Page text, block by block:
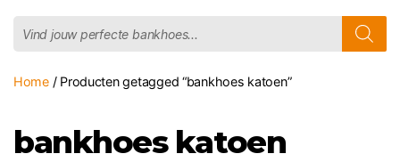
zoeken
Home/ Producten getagged “bankhoes katoen”
bankhoes katoen